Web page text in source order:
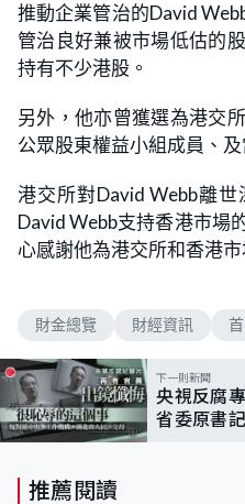
推動企業管治的David
管治良好兼被市場低估的
持有不少港股。
另外，他亦曾獲選為港交
公眾股東權益小組成員、
港交所對David Webb離
David Webb支持香港市場
心感謝他為港交所和香港
財金總覽 財經資訊
下一則新聞
央視反腐
省委原書
推薦閱讀